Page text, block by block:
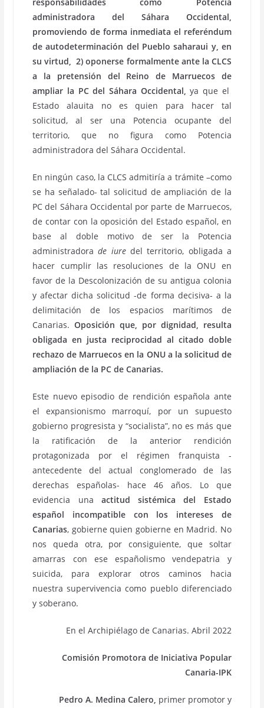
administradora del Sáhara Occidental,
promoviendo de forma inmediata el referéndum
de autodeterminación del Pueblo saharaui y, en
su virtud, 2) oponerse formalmente ante la CLCS
a la pretensión del Reino de Marruecos de
ampliar la PC del Sáhara Occidental, ya que el
Estado alauita no es quien para hacer tal
solicitud, al ser una Potencia ocupante del
territorio, que no figura como Potencia
administradora del Sáhara Occidental.
En ningún caso, la CLCS admitiría a trámite –como
se ha señalado- tal solicitud de ampliación de la
PC del Sáhara Occidental por parte de Marruecos,
de contar con la oposición del Estado español, en
base al doble motivo de ser la Potencia
administradorade iure del territorio, obligada a
hacer cumplir las resoluciones de la ONU en
favor de la Descolonización de su antigua colonia
y afectar dicha solicitud -de forma decisiva- a la
delimitación de los espacios marítimos de
Canarias.Oposición que, por dignidad, resulta
obligada en justa reciprocidad al citado doble
rechazo de Marruecos en la ONU a la solicitud de
ampliación de la PC de Canarias.
Este nuevo episodio de rendición española ante
el expansionismo marroquí, por un supuesto
gobierno progresista y “socialista”, no es más que
la ratificación de la anterior rendición
protagonizada por el régimen franquista -
antecedente del actual conglomerado de las
derechas españolas- hace 46 años. Lo que
evidencia una actitud sistémica del Estado
español incompatible con los intereses de
Canarias, gobierne quien gobierne en Madrid. No
nos queda otra, por consiguiente, que soltar
amarras con ese españolismo vendepatria y
suicida, para explorar otros caminos hacia
nuestra supervivencia como pueblo diferenciado
y soberano.
En el Archipiélago de Canarias. Abril 2022
Comisión Promotora de Iniciativa Popular
Canaria-IPK
Pedro A. Medina Calero, primer promotor y